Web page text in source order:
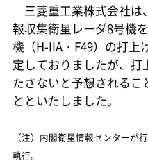
三菱重工業株式会社は
報収集衛星レーダ8号機
機（H-IIA・F49）の打上
定しておりましたが、
たさないと予想されるこ
とといたしました。
（注）内閣衛星情報センターが
執行。